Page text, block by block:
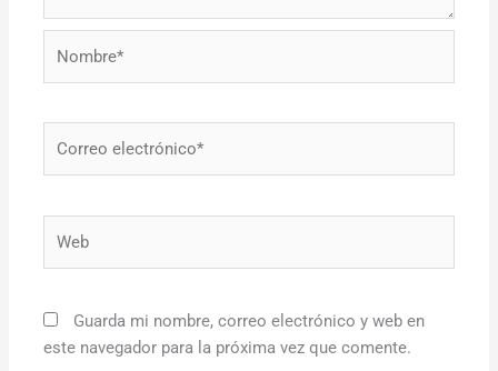
Guarda mi nombre, correo electrónico y web en
este navegador para la próxima vez que comente.